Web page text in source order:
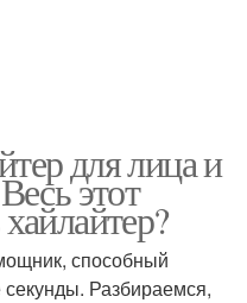
для лица и
этот
способный
Разбираемся,